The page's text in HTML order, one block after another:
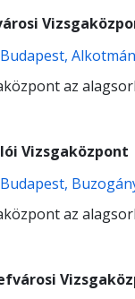
az
Vizsgaközpont
az